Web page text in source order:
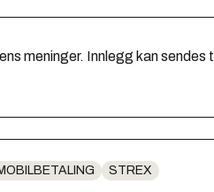
meninger. Innlegg kan sendes
STREX